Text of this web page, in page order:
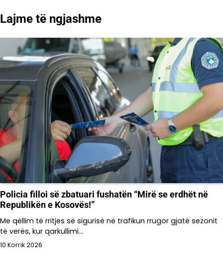
Lajme të ngjashme
Policia filloi së zbatuari fushatën “Mirë se erdhët në
Republikën e Kosovës!”
Me qëllim të rritjes së sigurisë në trafikun rrugor gjatë sezonit
të verës, kur qarkullimi…
10 Korrik 2026